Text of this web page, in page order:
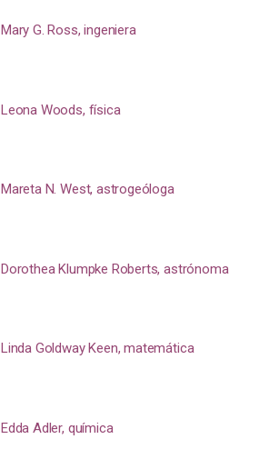
Mary G. Ross, ingeniera
Leona Woods, física
Mareta N. West, astrogeóloga
Dorothea Klumpke Roberts, astrónoma
Linda Goldway Keen, matemática
Edda Adler, química